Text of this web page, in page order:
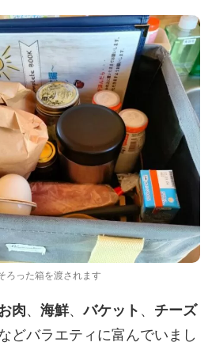
ろった箱を渡されます
肉、 海鮮、バケット、 チーズ
どバラエティに富んでいまし